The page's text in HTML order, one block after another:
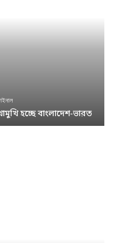
হচ্ছে বাংলাদেশ-ভারত